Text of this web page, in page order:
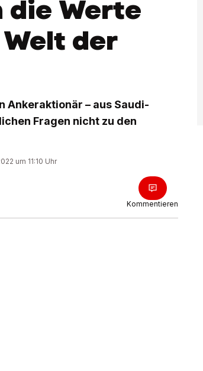
die Werte
der
Ankeraktionär – aus Saudi-
Fragen nicht zu den
um 11:10 Uhr
Kommentieren